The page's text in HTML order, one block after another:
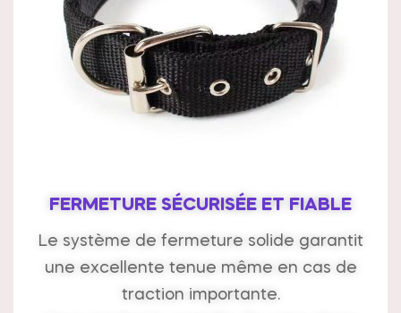
FERMETURE SÉCURISÉE ET FIABLE
Le système de fermeture solide garantit
une excellente tenue même en cas de
traction importante.